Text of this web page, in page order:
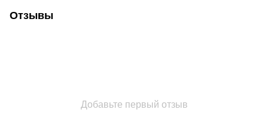
Отзывы
Добавьте первый отзыв